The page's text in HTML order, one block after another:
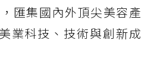
匯集國內外頂尖美容產
業科技、技術與創新成